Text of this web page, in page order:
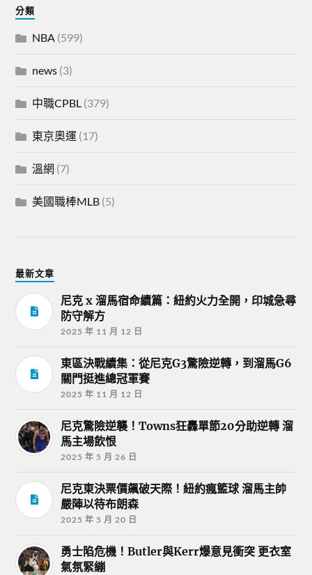
分類
NBA (599)
news (3)
中職CPBL (379)
東京奧運 (17)
溫網 (7)
美國職棒MLB (5)
最新文章
尼克 x 溜馬宿命續篇：紐約火力全開，印城急尋
防守解方
2025 年 11 月 12 日
東區決戰續集：從尼克G3驚險逆轉，到溜馬G6
關門挺進總冠軍賽
2025 年 11 月 12 日
尼克驚險逆襲！Towns狂轟單節20分助逆轉 溜
馬主場飲恨
2025 年 5 月 26 日
尼克東決票價飆破天際！紐約瘋籃球 溜馬主帥
嚴陣以待布朗森
2025 年 5 月 20 日
勇士陷危機！Butler與Kerr爆意見衝突 更衣室
氣氛緊繃